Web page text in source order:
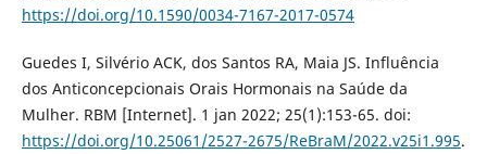
https://doi.org/10.1590/0034-7167-2017-0574
Guedes I, Silvério ACK, dos Santos RA, Maia JS. Influência
dos Anticoncepcionais Orais Hormonais na Saúde da
Mulher. RBM [Internet]. 1 jan 2022; 25(1):153-65. doi:
https://doi.org/10.25061/2527-2675/ReBraM/2022.v25i1.995.